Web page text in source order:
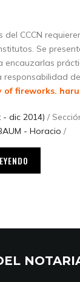
del CCCN
Se
encauzarlas
responsabilidad
of fireworks.
- dic 2014) /
- Horacio /